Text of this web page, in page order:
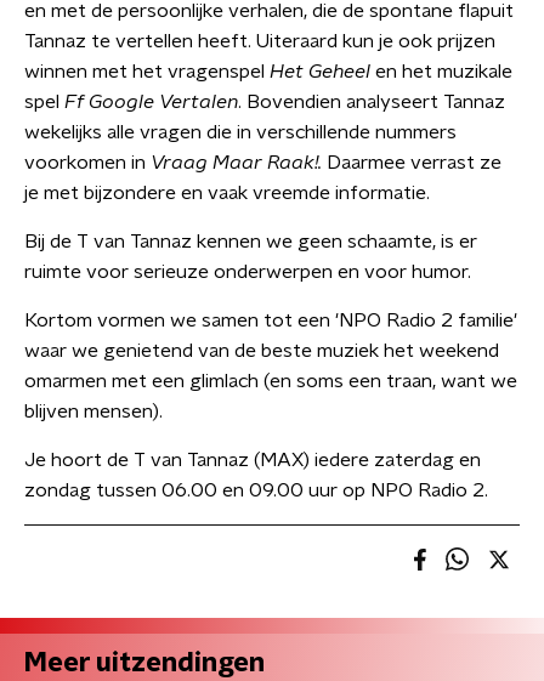
en met de persoonlijke verhalen, die de spontane flapuit
Tannaz te vertellen heeft. Uiteraard kun je ook prijzen
winnen met het vragenspel Het Geheel en het muzikale
spel Ff Google Vertalen. Bovendien analyseert Tannaz
wekelijks alle vragen die in verschillende nummers
voorkomen in Vraag Maar Raak!. Daarmee verrast ze
je met bijzondere en vaak vreemde informatie.
Bij de T van Tannaz kennen we geen schaamte, is er
ruimte voor serieuze onderwerpen en voor humor.
Kortom vormen we samen tot een 'NPO Radio 2 familie'
waar we genietend van de beste muziek het weekend
omarmen met een glimlach (en soms een traan, want we
blijven mensen).
Je hoort de T van Tannaz (MAX) iedere zaterdag en
zondag tussen 06.00 en 09.00 uur op NPO Radio 2.
Meer uitzendingen